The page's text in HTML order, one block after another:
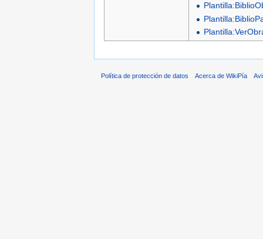
Política de protección de datos Acerca de WikiPía